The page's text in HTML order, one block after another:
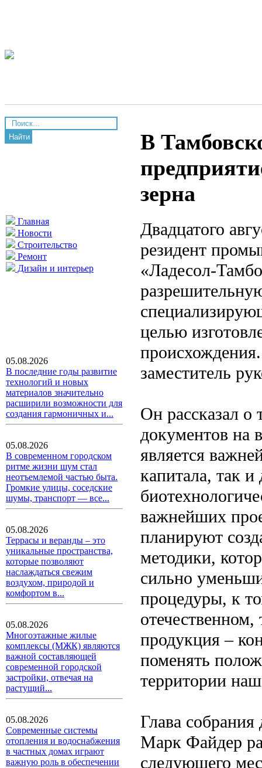
Найти
Главная
Новости
Строительство
Ремонт
Дизайн и интерьер
05.08.2026
В последние годы развитие
технологий и новых
материалов значительно
расширили возможности для
создания гармоничных и...
05.08.2026
В современном городском
ритме жизни шум стал
неотъемлемой частью быта.
Громкие улицы, соседские
шумы, транспорт — все...
05.08.2026
Террасы и веранды – это
уникальные пространства,
которые позволяют
наслаждаться свежим
воздухом, природой и
комфортом в...
05.08.2026
Многоэтажные жилые
комплексы (МЖК) являются
важной составляющей
современной городской
застройки, отвечая на
растущий...
05.08.2026
Современные системы
отопления и водоснабжения
в частных домах играют
важную роль в обеспечении
В
зерна
Двадцатого
резидент
«Ладесол-
целью
заместитель
Он рассказал
документов на
является
капитала, так
важнейших
планируют
методики,
сильно
процедуры, к
продукция –
поменять
территории
Глава
Марк Файдер
следующего